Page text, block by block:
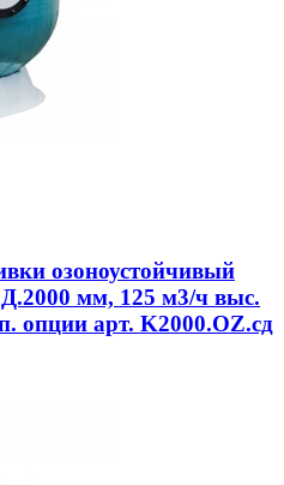
озоноустойчивый
мм, 125 м3/ч выс.
опции арт. K2000.OZ.сд